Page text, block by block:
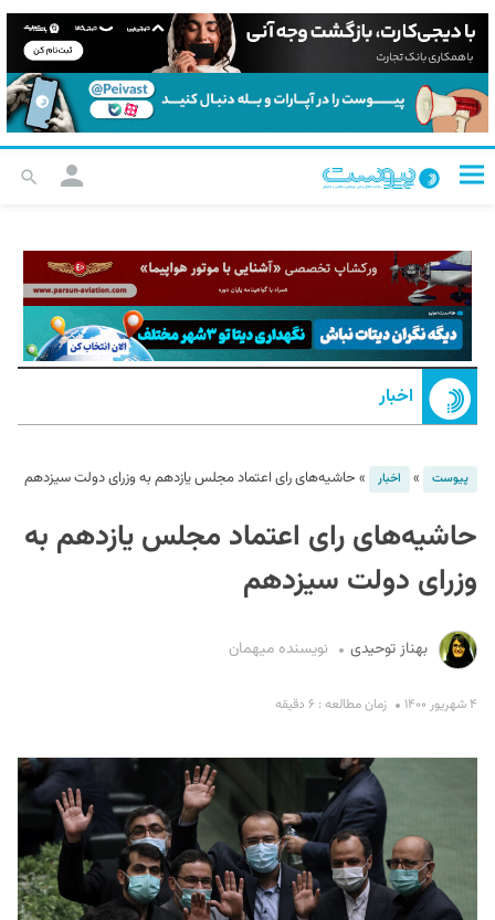
اخبار
پیوست » اخبار » حاشیه‌‌های رای اعتماد مجلس یازدهم به وزرای دولت سیزدهم
حاشیه‌‌های رای اعتماد مجلس یازدهم به
وزرای دولت سیزدهم
بهناز توحیدی نویسنده میهمان
۴ شهریور ۱۴۰۰ زمان مطالعه : ۶ دقیقه